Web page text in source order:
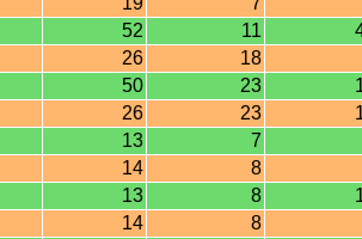
52 11
26
18
50 23
26 23
13
7
14
8
13 8
14
8